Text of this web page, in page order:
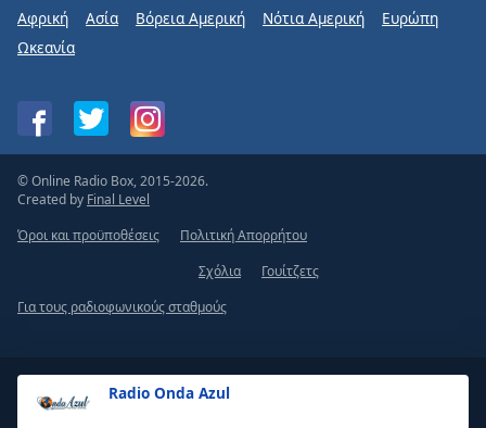
Radio Onda Azul
Αφρική Ασία Βόρεια Αμερική Νότια Αμερική
Ευρώπη
Ωκεανία
© Online Radio Box, 2015-2026.
Created by Final Level
Όροι και προϋποθέσεις
Πολιτική Απορρήτου
Σχόλια
Γουίτζετς
Για τους ραδιοφωνικούς σταθμούς